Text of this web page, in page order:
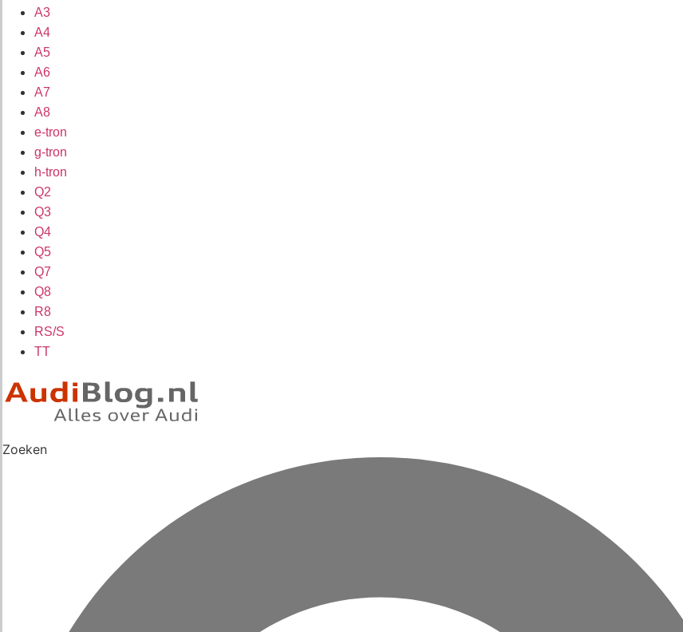
A3
A4
A5
A6
A7
A8
e-tron
g-tron
h-tron
Q2
Q3
Q4
Q5
Q7
Q8
R8
RS/S
TT
Zoeken